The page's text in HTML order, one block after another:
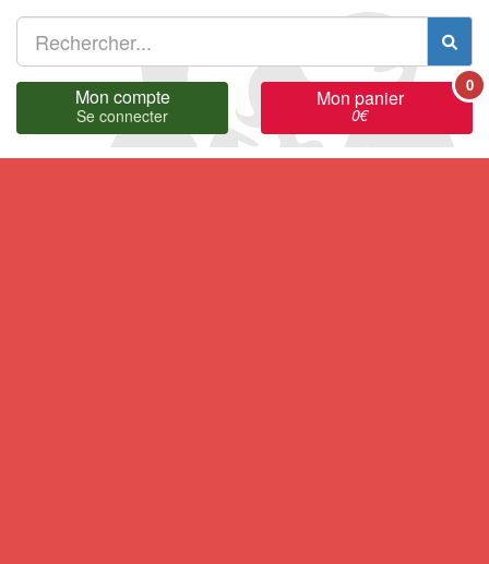
Mon compte
Se connecter
Mon panier
0€
0